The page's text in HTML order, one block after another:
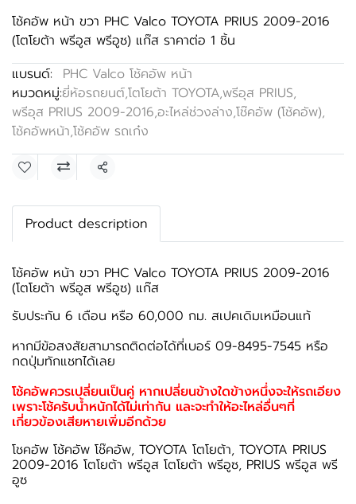
โช้คอัพ หน้า ขวา PHC Valco TOYOTA PRIUS 2009-2016
(โตโยต้า พรีอูส พรีอูซ) แก๊ส ราคาต่อ 1 ชิ้น
แบรนด์:
PHC Valco โช้คอัพ หน้า
หมวดหมู่:ยี่ห้อรถยนต์,โตโยต้า TOYOTA,พรีอุส PRIUS,
พรีอุส PRIUS 2009-2016,อะไหล่ช่วงล่าง,โช๊คอัพ (โช้คอัพ),
โช้คอัพหน้า,โช้คอัพ รถเก๋ง
แชร์
Product description
โช้คอัพ หน้า ขวา PHC Valco TOYOTA PRIUS 2009-2016
(โตโยต้า พรีอูส พรีอูซ) แก๊ส
รับประกัน 6 เดือน หรือ 60,000 กม. สเปคเดิมเหมือนแท้
หากมีข้อสงสัยสามารถติดต่อได้ที่เบอร์ 09-8495-7545 หรือ
กดปุ่มทักแชทได้เลย
โช้คอัพควรเปลี่ยนเป็นคู่ หากเปลี่ยนข้างใดข้างหนึ่งจะให้รถเอียง
เพราะโช้ครับน้ำหนักได้ไม่เท่ากัน และจะทำให้อะไหล่อื่นๆที่
เกี่ยวข้องเสียหายเพิ่มอีกด้วย
โชคอัพ โช้คอัพ โช๊คอัพ, TOYOTA โตโยต้า, TOYOTA PRIUS
2009-2016 โตโยต้า พรีอูส โตโยต้า พรีอูซ, PRIUS พรีอูส พรี
อูซ